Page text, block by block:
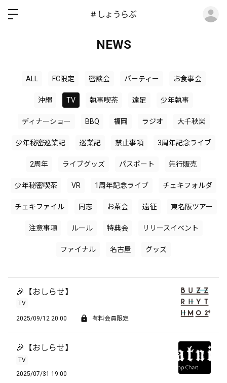
NEWS
ALL FC限定 密談会 パーティー お食事会
沖縄 TV 執事喫茶 遠足 少年執事
ディナーショー BBQ 福岡 ラジオ 大千秋楽
少年秘密巡業記 巡業記 禁止事項 3周年記念ライブ
2周年 ライブグッズ パスポート 先行販売
少年秘密喫茶 VR 1周年記念ライブ チェキフォルダ
チェキファイル 同志 お茶会 遠征 東名阪ツアー
注意事項 ルール 特典会 リリースイベント
ファイナル 名古屋 グッズ
🎉【おしらせ】
TV
2025/09/12 20:00 有料会員限定
🎉【おしらせ】
TV
2025/07/31 19:00